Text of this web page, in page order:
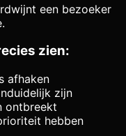
een bezoeker
zien:
afhaken
zijn
ontbreekt
hebben